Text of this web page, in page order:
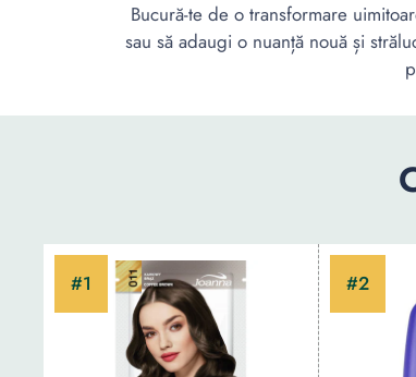
Bucură-te de o transformare
sau să adaugi o nuanță nouă și